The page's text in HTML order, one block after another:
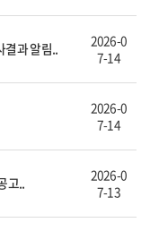
결과 알림..
2026-0
7-14
2026-0
7-14
고..
2026-0
7-13